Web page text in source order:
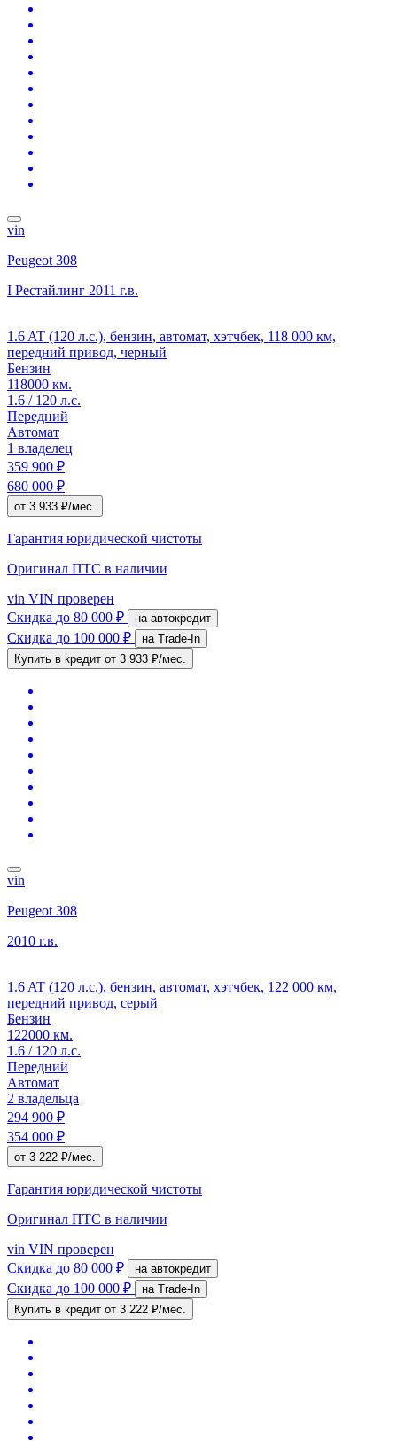
vin
Peugeot 308
I Рестайлинг 2011 г.в.
1.6 AT (120 л.с.), бензин, автомат, хэтчбек, 118 000 км,
передний привод, черный
Бензин
118000 км.
1.6 / 120 л.с.
Передний
Автомат
1 владелец
359 900 ₽
680 000 ₽
от 3 933 ₽/мес.
Гарантия юридической чистоты
Оригинал ПТС в наличии
vin VIN проверен
Скидка до 80 000 ₽ на автокредит
Скидка до 100 000 ₽
на Trade-In
Купить в кредит от 3 933 ₽/мес.
vin
Peugeot 308
2010 г.в.
1.6 AT (120 л.с.), бензин, автомат, хэтчбек, 122 000 км,
передний привод, серый
Бензин
122000 км.
1.6 / 120 л.с.
Передний
Автомат
2 владельца
294 900 ₽
354 000 ₽
от 3 222 ₽/мес.
Гарантия юридической чистоты
Оригинал ПТС в наличии
vin VIN проверен
Скидка до 80 000 ₽ на автокредит
Скидка до 100 000 ₽
на Trade-In
Купить в кредит от 3 222 ₽/мес.